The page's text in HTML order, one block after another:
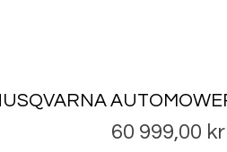
Pris
60 999,00 kr